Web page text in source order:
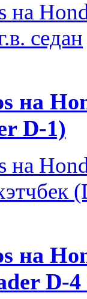
на
D-1)
на
D-